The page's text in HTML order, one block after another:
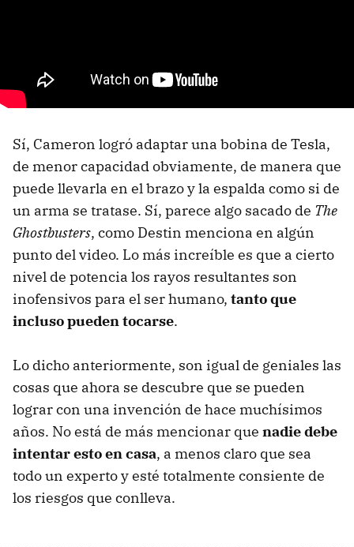
Sí, Cameron logró adaptar una bobina de Tesla,
de menor capacidad obviamente, de manera que
puede llevarla en el brazo y la espalda como si de
un arma se tratase. Sí, parece algo sacado de The
Ghostbusters, como Destin menciona en algún
punto del video. Lo más increíble es que a cierto
nivel de potencia los rayos resultantes son
inofensivos para el ser humano, tanto que
incluso pueden tocarse.
Lo dicho anteriormente, son igual de geniales las
cosas que ahora se descubre que se pueden
lograr con una invención de hace muchísimos
años. No está de más mencionar que nadie debe
intentar esto en casa, a menos claro que sea
todo un experto y esté totalmente consiente de
los riesgos que conlleva.